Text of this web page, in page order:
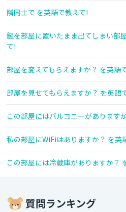
隣同士で を英語で教えて!
鍵を部屋に置いたまま出てしまい部
て!
部屋を変えてもらえますか？ を英語
部屋を見せてもらえますか？ を英語
この部屋にはバルコニーがあります
私の部屋にWiFiはありますか？ を英
この部屋には冷蔵庫がありますか？
質問ランキング